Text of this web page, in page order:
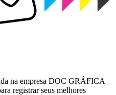
na empresa DOC GRÁFICA
registrar seus melhores